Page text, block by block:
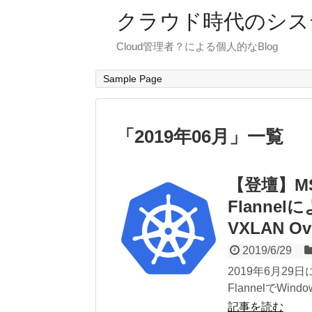
クラウド時代のシ
Cloud管理者？による個人的なBlog
Sample Page
「 2019年06月 」 一覧
【登壇】
Flannelに
VXLAN
2019/6/29
2019年6月29日
Flannelで
記事を読む